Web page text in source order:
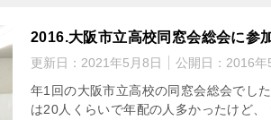
2016.大阪市立高校同窓会総会に参
更新日： 2021年5月8日 公開日： 2016年
年1回の大阪市立高校の同窓会総会でし
は20人くらいで年配の人多かったけど、